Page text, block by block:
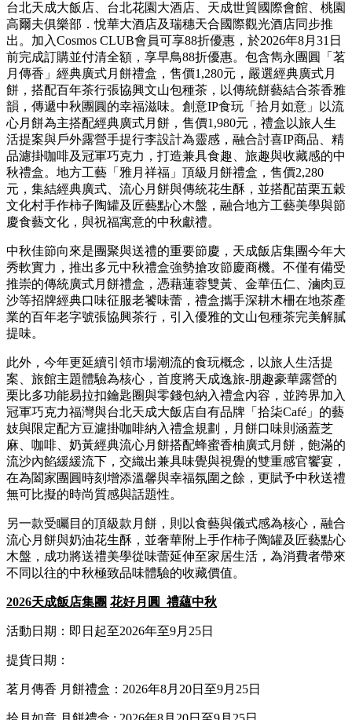
台北天成大飯店、台北花園大酒店、天成世貿國際會館、桃園
高爾夫俱樂部．悅華大酒店及瑞穗天合國際觀光酒店同步推
出。加入Cosmos CLUB會員可享88折優惠，於2026年8月31日
前完成訂購並付清全額，享早鳥88折優惠。包含雋永團圓「茗
月傳香」經典廣式月餅禮盒，售價1,280元，嚴選經典廣式月
餅，搭配百年茶行張協興文山包種茶，以傳統餅藝結合茶香雅
韻，傳遞中秋團圓的幸福滋味。創意IP食玩「拾月如意」以流
心月餅為主搭配經典廣式月餅，售價1,980元，禮盒以旅人生
活提案與戶外露營手提行李設計為靈感，融合討喜IP商品、精
品濾掛咖啡及冠軍巧克力，打造兼具食趣、旅趣與收藏感的中
秋禮盒。地方工藝「雅月祥福」頂級月餅禮盒，售價2,280
元，集結經典廣式、流心月餅與傳統花生酥，並搭配苗栗五穀
文化村手作柿子陶罐及匠藝點心木盤，融合地方工藝美學與節
慶食藝文化，與祝福寓意的中秋獻禮。
中秋佳節向來是團聚與送禮的重要節慶，天成飯店集團今年大
秀軟實力，推出多元中秋禮盒強勢搶攻節慶商機。不僅有備受
推崇的傳統廣式月餅禮盒，憑藉蓮蓉雙黃、金華伍仁、滷肉豆
沙等招牌經典口味征服老饕味蕾，禮盒攜手深耕木柵在地茶產
業的百年老字號張協興茶行，引入優雅的文山包種茶完美解膩
提味。
此外，今年更延續引領市場潮流的食玩概念，以旅人生活提
案、旅館主題體驗為核心，首度將天成逸旅-朋趣豪華露營的
栗比多功能易拉扣鑰匙圈與零錢包納入禮盒內容，並跨界加入
冠軍巧克力福灣與台北天成大飯店自有品牌「拾柒Café」的藝
妓與限定配方豆濾掛咖啡納入禮盒規劃，月餅口味則涵蓋芝
麻、咖啡、奶黃經典流心月餅搭配蜂蜜香柚廣式月餅，飽滿的
流沙內餡緩緩流下，交織出兼具味覺與視覺的雙重感官饗宴，
在為闔家團圓時刻增添溫馨與幸福氛圍之餘，更賦予中秋送禮
無可比擬的時尚質感與話題性。
另一款受矚目的頂級款月餅，則以食藝與儀式感為核心，融合
流心月餅與奶油花生酥，並奢華附上手作柿子陶罐及匠藝點心
木盤，成功將送禮美學從味蕾延伸至家居生活，為消費者帶來
不同以往的中秋極致品味體驗的收藏價值。
2026天成飯店集團 花好月圓 禮蘊中秋
活動日期：即日起至2026年至9月25日
提貨日期：
茗月傳香 月餅禮盒：2026年8月20日至9月25日